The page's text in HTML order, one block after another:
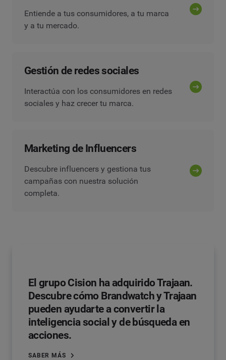
Entiende a tus consumidores, a tu marca
y a tu mercado.
Gestión de redes sociales
Interactúa con los consumidores en redes
sociales y haz crecer tu marca.
Marketing de Influencers
Descubre influencers y gestiona tus
campañas con nuestra solución
completa.
El grupo Cision ha adquirido Trajaan.
Descubre cómo Brandwatch y Trajaan
pueden ayudarte a convertir la
inteligencia social y de búsqueda en
acciones.
SABER MÁS